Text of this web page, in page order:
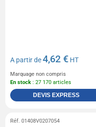
A partir de4,62 € HT
Marquage non compris
En stock : 27 170 articles
DEVIS EXPRESS
Réf. 01408V0207054